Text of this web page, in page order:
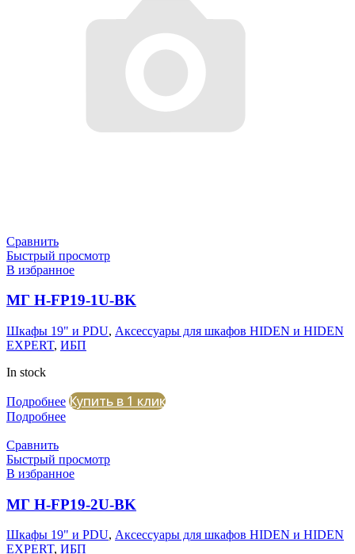
Сравнить
Быстрый просмотр
В избранное
МГ H-FP19-1U-BK
Шкафы 19" и PDU, Аксессуары для шкафов HIDEN и HIDEN
EXPERT, ИБП
In stock
Подробнее Купить в 1 клик
Подробнее
Сравнить
Быстрый просмотр
В избранное
МГ H-FP19-2U-BK
Шкафы 19" и PDU, Аксессуары для шкафов HIDEN и HIDEN
EXPERT, ИБП